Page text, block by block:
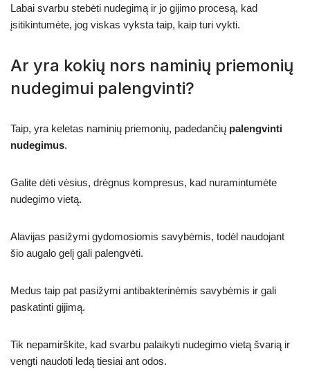
Labai svarbu stebėti nudegimą ir jo gijimo procesą, kad
įsitikintumėte, jog viskas vyksta taip, kaip turi vykti.
Ar yra kokių nors naminių priemonių
nudegimui palengvinti?
Taip, yra keletas naminių priemonių, padedančių palengvinti
nudegimus.
Galite dėti vėsius, drėgnus kompresus, kad nuramintumėte
nudegimo vietą.
Alavijas pasižymi gydomosiomis savybėmis, todėl naudojant
šio augalo gelį gali palengvėti.
Medus taip pat pasižymi antibakterinėmis savybėmis ir gali
paskatinti gijimą.
Tik nepamirškite, kad svarbu palaikyti nudegimo vietą švarią ir
vengti naudoti ledą tiesiai ant odos.